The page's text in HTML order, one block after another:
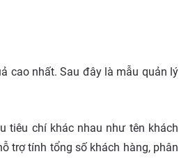
cao nhất. Sau đây là mẫu quản lý
tiêu chí khác nhau như tên khách
trợ tính tổng số khách hàng, phân